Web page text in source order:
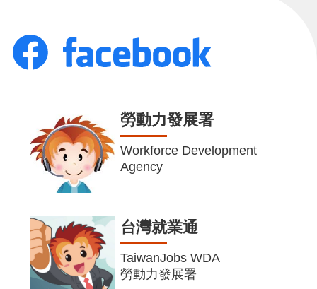
勞動力發展署
Workforce Development
Agency
台灣就業通
TaiwanJobs WDA
勞動力發展署